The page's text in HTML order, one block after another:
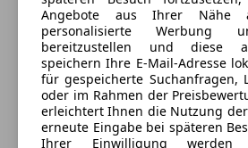
Induktionsladeschale für
Charging)
Innenausstattung:
hochglänzend
Isofix-Aufnahmen für
Isofix-Aufnahmen für
Keyless Entry
Service
Geöffnet
Schließt um 17:00
Griesauweg 32
6020 Innsbruck, AT
Angebote aus Ihrer Nähe
personalisierte Werbung
bereitzustellen und diese
speichern Ihre E-Mail-Adresse
für gespeicherte Suchanfragen,
oder im Rahmen der
erleichtert Ihnen die Nutzung
erneute Eingabe bei späteren
Ihrer Einwilligung werden